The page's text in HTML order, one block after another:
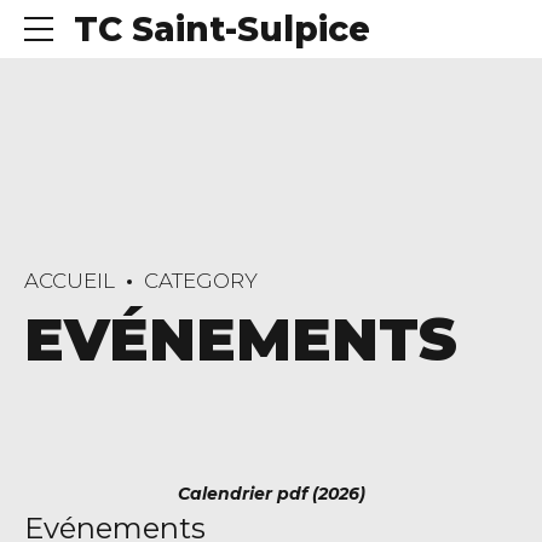
TC Saint-Sulpice
ACCUEIL CATEGORY
EVÉNEMENTS
Calendrier pdf (2026)
Evénements